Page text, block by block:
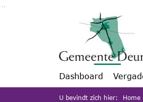
Ga naar de inhoud van deze pagina
Dashboard
U bevindt zich hier: Home